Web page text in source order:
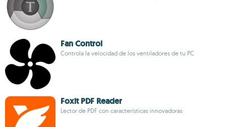
Fan Control
Controla la velocidad de los ventiladores de tu PC
Foxit PDF Reader
Lector de PDF con características innovadoras